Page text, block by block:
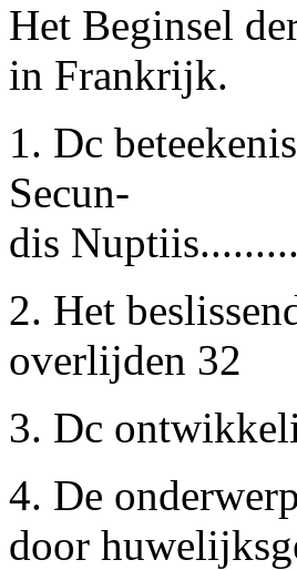
Het Beginsel
in Frankrijk.
1. Dc
Secun-
dis
2. Het
overlijden 32
3. Dc
4. De
door